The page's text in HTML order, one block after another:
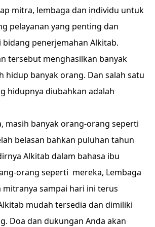
mitra, lembaga dan individu untuk
pelayanan yang penting dan
penerjemahan Alkitab.
tersebut menghasilkan banyak
hidup banyak orang. Dan salah satu
hidupnya diubahkan adalah
masih banyak orang-orang seperti
belasan bahkan puluhan tahun
Alkitab dalam bahasa ibu
orang seperti mereka, Lembaga
mitranya sampai hari ini terus
mudah tersedia dan dimiliki
Doa dan dukungan Anda akan